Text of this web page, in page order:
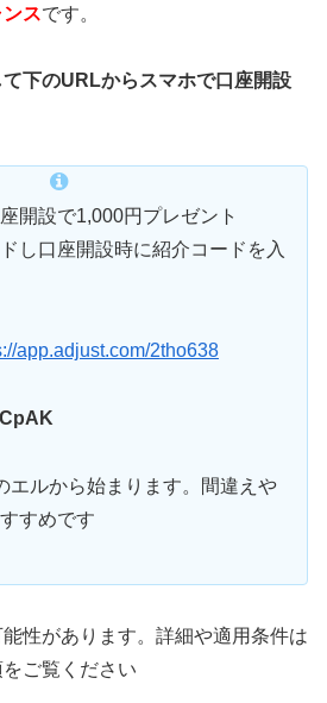
スです。
下のURLからスマホで口座開設
開設で1,000円プレゼント
し口座開設時に紹介コードを入
app.adjust.com/2tho638
エルから始まります。間違えや
すめです
性があります。詳細や適用条件は
ご覧ください